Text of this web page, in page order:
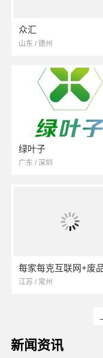
众汇
山东 / 德州
绿叶子
广东 / 深圳
江苏 / 常州
新闻资讯